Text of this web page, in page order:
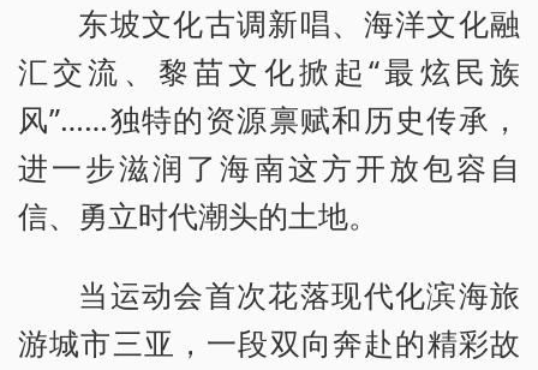
东坡文化古调新唱、海洋文化融
汇交流、黎苗文化掀起“最炫民族
风”……独特的资源禀赋和历史传承，
进一步滋润了海南这方开放包容自
信、勇立时代潮头的土地。
当运动会首次花落现代化滨海旅
游城市三亚，一段双向奔赴的精彩故